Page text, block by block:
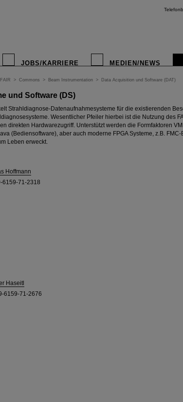
JOBS/KARRIERE MEDIEN/NEWS
> Commons > Beam Instrumentation > Data Acquisition und Software (DAT)
und Software (DS)
Strahldiagnose-Datenaufnahmesysteme für die existierenden
Wesentlicher Pfeiler hierbei ist die Nutzung des
direkten Hardwarezugriff. Unterstützt werden die Formfaktoren
(Bediensoftware), aber auch moderne FPGA Systeme, z.B.
Leben erweckt.
Hoffmann
6159-71-2318
Haseitl
6159-71-2676